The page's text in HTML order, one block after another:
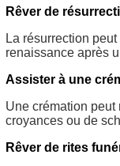
Rêver de
La résurrection
renaissance après
Assister à une
Une crémation
croyances ou de
Rêver de rites